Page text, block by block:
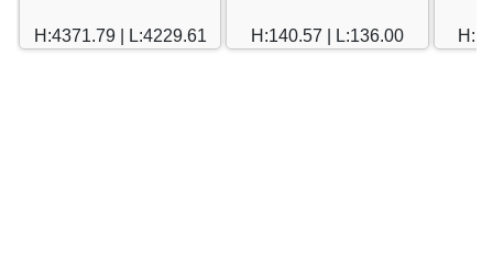
H:4371.79 | L:4229.61 H:140.57 | L:136.00